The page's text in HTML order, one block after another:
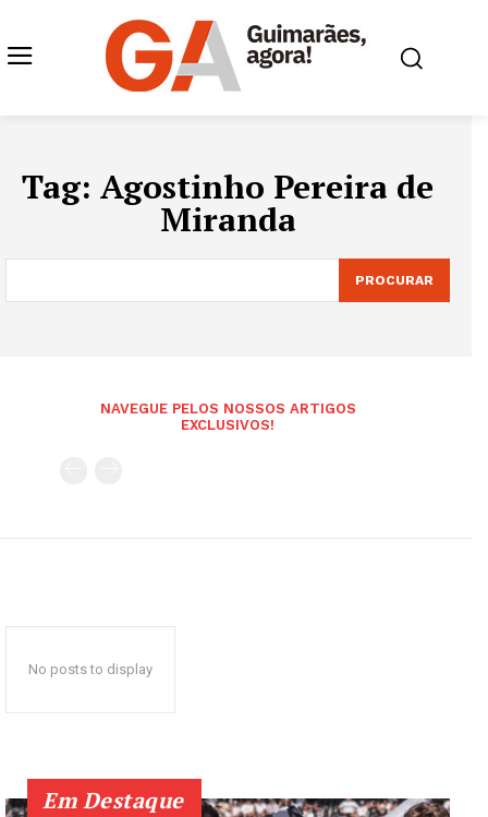
Tag: Agostinho Pereira de
Miranda
PROCURAR
NAVEGUE PELOS NOSSOS ARTIGOS
EXCLUSIVOS!
No posts to display
Em Destaque